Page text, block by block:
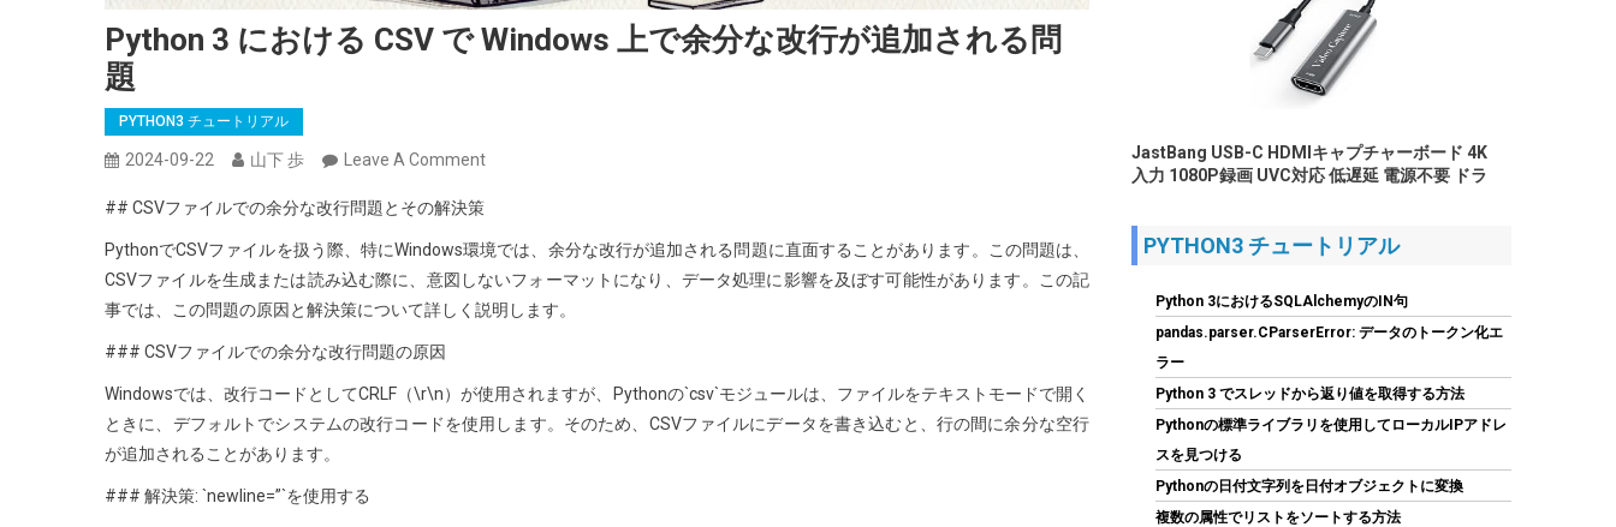
Python 3 における CSV で Windows 上で余分な改行が追加される問
題
PYTHON3 チュートリアル
2024-09-22 山下 歩 Leave A CommentOn
に
お
け
で
Windows
## CSVファイルでの余分な改行問題とその解決策
PythonでCSVファイルを扱う際、特にWindows環境では、余分な改行が追加される問題に直面することがあります。この問題は、
CSVファイルを生成または読み込む際に、意図しないフォーマットになり、データ処理に影響を及ぼす可能性があります。この記
事では、この問題の原因と解決策について詳しく説明します。
### CSVファイルでの余分な改行問題の原因
Windowsでは、改行コードとしてCRLF（\r\n）が使用されますが、Pythonの`csv`モジュールは、ファイルをテキストモードで開く
ときに、デフォルトでシステムの改行コードを使用します。そのため、CSVファイルにデータを書き込むと、行の間に余分な空行
が追加されることがあります。
### 解決策: `newline=”`を使用する
JastBang USB-C HDMIキャプチャーボード 4K
入力 1080P録画 UVC対応 低遅延 電源不要 ドラ
YouTubeを使用したゲーム実況やライブ配信、
会議録画に活用できます。小型軽量｜日本語取
(546393) GBP 7.71 (2026-08-07 04:03
GMT +09:00 時点 -
PYTHON3 チュートリアル
Python 3におけるSQLAlchemyのIN句
pandas.parser.CParserError: データのトークン化エ
ラー
Python 3 でスレッドから返り値を取得する方法
Pythonの標準ライブラリを使用してローカルIPアドレ
スを見つける
Pythonの日付文字列を日付オブジェクトに変換
複数の属性でリストをソートする方法